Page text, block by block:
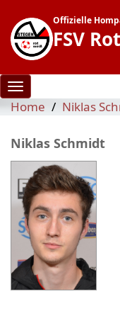
Offizielle
FSV
Toggle navigation
Home Niklas
Niklas Schmidt